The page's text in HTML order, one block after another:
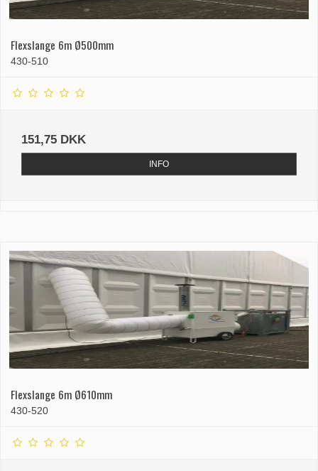
Flexslange 6m Ø500mm
430-510
151,75 DKK
INFO
Flexslange 6m Ø610mm
430-520